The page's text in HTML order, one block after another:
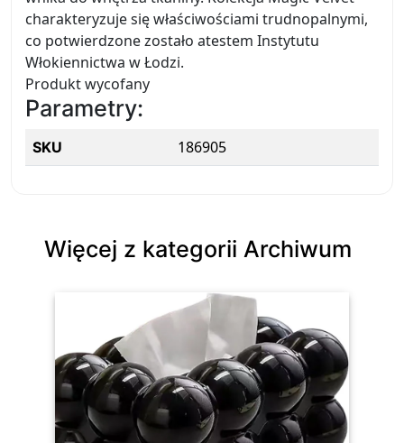
charakteryzuje się właściwościami trudnopalnymi,
co potwierdzone zostało atestem Instytutu
Włokiennictwa w Łodzi.
Produkt wycofany
Parametry:
SKU 186905
Więcej z kategorii Archiwum